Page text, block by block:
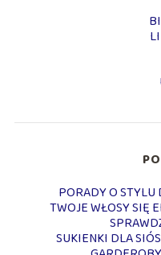
PORADY O
TWOJE WŁOSY SIĘ
SUKIENKI DLA